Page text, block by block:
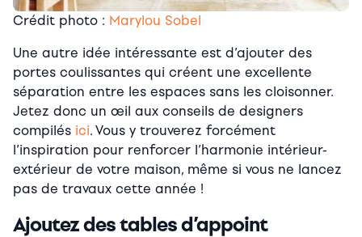
Crédit photo : Marylou Sobel
Une autre idée intéressante est d’ajouter des
portes coulissantes qui créent une excellente
séparation entre les espaces sans les cloisonner.
Jetez donc un œil aux conseils de designers
compilés ici. Vous y trouverez forcément
l’inspiration pour renforcer l’harmonie intérieur-
extérieur de votre maison, même si vous ne lancez
pas de travaux cette année !
Ajoutez des tables d’appoint